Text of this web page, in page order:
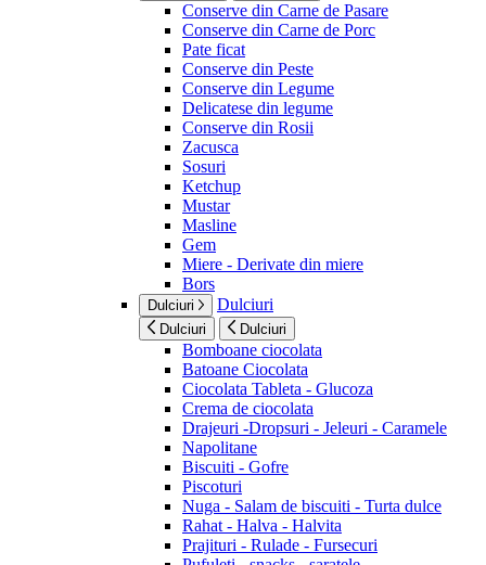
Conserve din Carne de Pasare
Conserve din Carne de Porc
Pate ficat
Conserve din Peste
Conserve din Legume
Delicatese din legume
Conserve din Rosii
Zacusca
Sosuri
Ketchup
Mustar
Masline
Gem
Miere - Derivate din miere
Bors
Dulciuri Dulciuri
Dulciuri Dulciuri
Bomboane ciocolata
Batoane Ciocolata
Ciocolata Tableta - Glucoza
Crema de ciocolata
Drajeuri -Dropsuri - Jeleuri - Caramele
Napolitane
Biscuiti - Gofre
Piscoturi
Nuga - Salam de biscuiti - Turta dulce
Rahat - Halva - Halvita
Prajituri - Rulade - Fursecuri